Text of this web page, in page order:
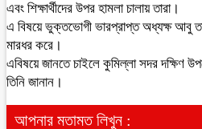
এবং শিক্ষার্থীদের উপর হামলা চালায় তারা।
এ বিষয়ে ভুক্তভোগী ভারপ্রাপ্ত অধ্যক্ষ আবু
মারধর করে।
এবিষয়ে জানতে চাইলে কুমিল্লা সদর দক্ষিণ
তিনি জানান।
আপনার মতামত লিখুন :